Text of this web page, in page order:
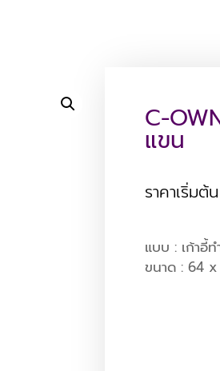
C-
แขน
ราคาเริ่มต้น
แบบ : เก้าอี้
ขนาด : 64 x